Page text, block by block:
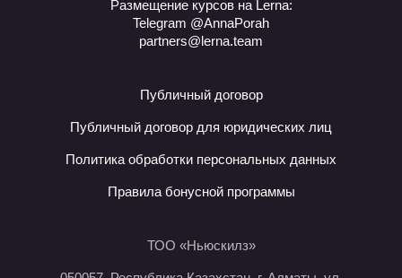
Размещение курсов на Lerna:
Telegram @AnnaPorah
partners@lerna.team
Публичный договор
Публичный договор для юридических лиц
Политика обработки персональных данных
Правила бонусной программы
ТОО «Ньюскилз»